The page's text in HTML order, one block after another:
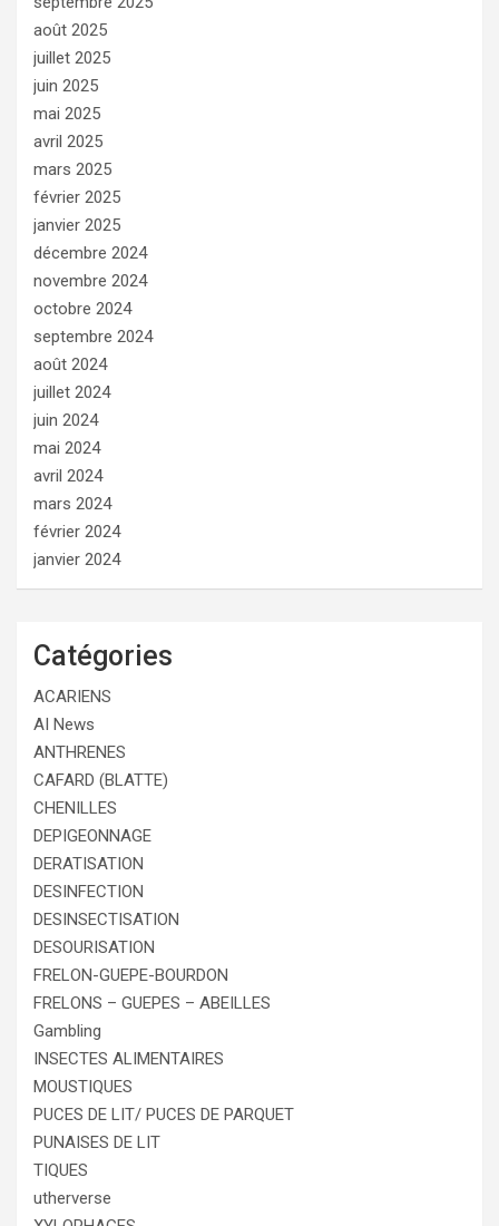
août 2025
juillet 2025
juin 2025
mai 2025
avril 2025
mars 2025
février 2025
janvier 2025
décembre 2024
novembre 2024
octobre 2024
septembre 2024
août 2024
juillet 2024
juin 2024
mai 2024
avril 2024
mars 2024
février 2024
janvier 2024
Catégories
ACARIENS
AI News
ANTHRENES
CAFARD (BLATTE)
CHENILLES
DEPIGEONNAGE
DERATISATION
DESINFECTION
DESINSECTISATION
DESOURISATION
FRELON-GUEPE-BOURDON
FRELONS – GUEPES – ABEILLES
Gambling
INSECTES ALIMENTAIRES
MOUSTIQUES
PUCES DE LIT/ PUCES DE PARQUET
PUNAISES DE LIT
TIQUES
utherverse